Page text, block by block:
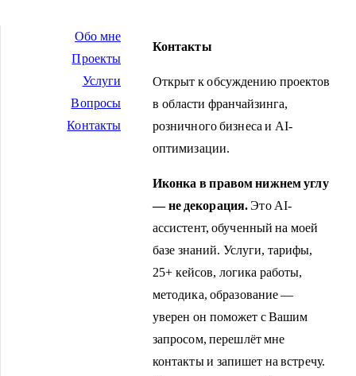
Обо мне
Проекты
Услуги
Вопросы
Контакты
Контакты
Открыт к обсуждению проектов
в области франчайзинга,
розничного бизнеса и AI-
оптимизации.
Иконка в правом нижнем углу
— не декорация.Это AI-
ассистент, обученный на моей
базе знаний. Услуги, тарифы,
25+ кейсов, логика работы,
методика, образование —
уверен он поможет с Вашим
запросом, перешлёт мне
контакты и запишет на встречу.